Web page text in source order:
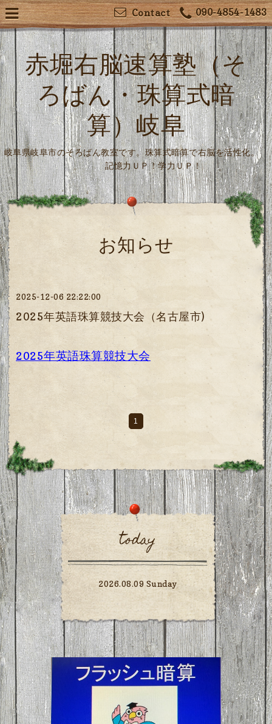
090-4854-1483
Contact
赤堀右脳速算塾（そ
ろばん・珠算式暗
算）岐阜
岐阜県岐阜市のそろばん教室です。珠算式暗算で右脳を活性化。
記憶力ＵＰ！学力ＵＰ！
お知らせ
2025-12-06 22:22:00
2025年英語珠算競技大会（名古屋市)
2025年英語珠算競技大会
1
today
2026.08.09 Sunday